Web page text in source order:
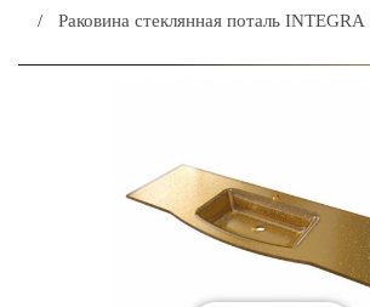
Раковина стеклянная поталь INTEGRA